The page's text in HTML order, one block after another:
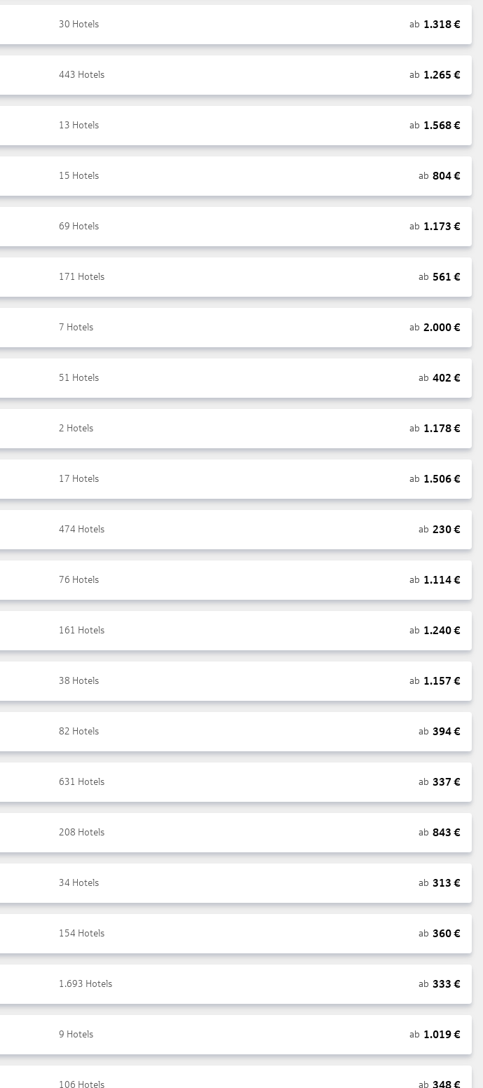
30 Hotels ab 1.318€
443 Hotels ab 1.265 €
13 Hotels ab 1.568€
15 Hotels ab 804€
69 Hotels ab 1.173 €
171 Hotels ab 561 €
7 Hotels ab 2.000€
51 Hotels ab 402 €
2 Hotels ab 1.178€
17 Hotels ab 1.506€
474 Hotels ab 230€
76 Hotels ab 1.114€
161 Hotels ab 1.240€
38 Hotels ab 1.157 €
82 Hotels ab 394€
631 Hotels ab 337 €
208 Hotels ab 843 €
34 Hotels ab 313 €
154 Hotels ab 360€
1.693 Hotels ab 333 €
9 Hotels ab 1.019€
106 Hotels ab 348€